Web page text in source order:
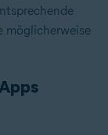
möglicherweise